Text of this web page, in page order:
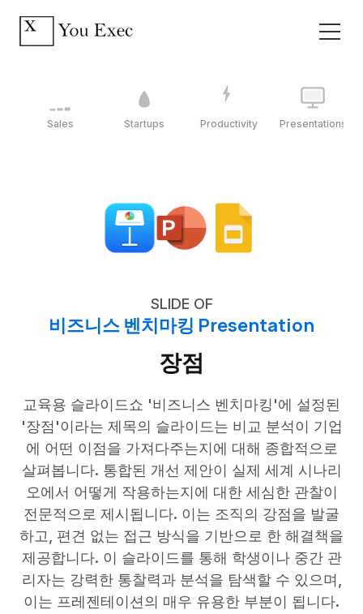
Sales Startups Productivity Presentations
SLIDE OF
비즈니스 벤치마킹 Presentation
장점
교육용 슬라이드쇼 '비즈니스 벤치마킹'에 설정된
'장점'이라는 제목의 슬라이드는 비교 분석이 기업
에 어떤 이점을 가져다주는지에 대해 종합적으로
살펴봅니다. 통합된 개선 제안이 실제 세계 시나리
오에서 어떻게 작용하는지에 대한 세심한 관찰이
전문적으로 제시됩니다. 이는 조직의 강점을 발굴
하고, 편견 없는 접근 방식을 기반으로 한 해결책을
제공합니다. 이 슬라이드를 통해 학생이나 중간 관
리자는 강력한 통찰력과 분석을 탐색할 수 있으며,
이는 프레젠테이션의 매우 유용한 부분이 됩니다.